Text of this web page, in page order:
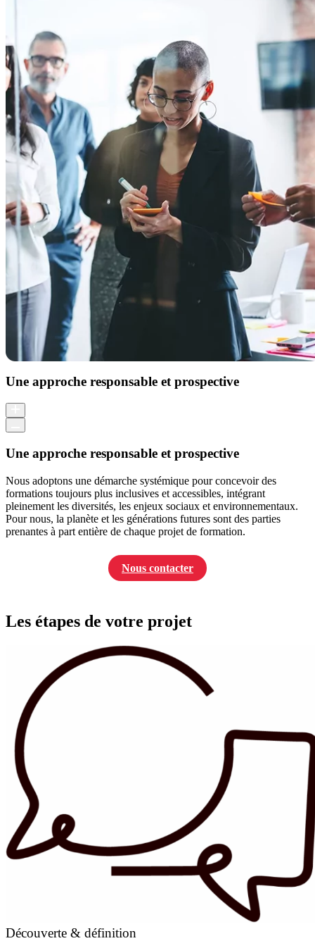
Une approche responsable et prospective
Une approche responsable et prospective
Nous adoptons une démarche systémique pour concevoir des
formations toujours plus inclusives et accessibles, intégrant
pleinement les diversités, les enjeux sociaux et environnementaux.
Pour nous, la planète et les générations futures sont des parties
prenantes à part entière de chaque projet de formation.
Nous contacter
Les étapes de votre projet
Découverte & définition